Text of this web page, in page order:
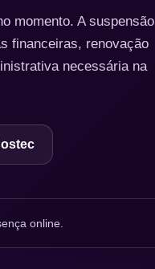
momento. A suspensão
financeiras, renovação
necessária na
online.